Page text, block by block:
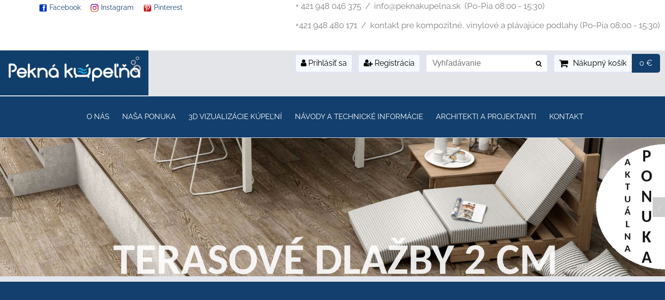
Facebook Instagram Pinterest + 421 948 046 375 / info@peknakupelna.sk (Po-Pia 08:00 - 15:30)
+421 948 480 171 / kontakt pre kompozitné, vinylové a plávajúce podlahy (Po-Pia 08:00 - 15:30)
Prihlásiť sa Registrácia Nákupný košík 0 €
O NÁS NAŠA PONUKA 3D VIZUALIZÁCIE KÚPEĽNÍ NÁVODY A TECHNICKÉ INFORMÁCIE ARCHITEKTI A PROJEKTANTI KONTAKT